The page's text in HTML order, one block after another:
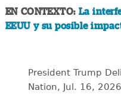
EN CONTEXTO:La
EEUU y su posible
President Trump
Nation, Jul. 16, 2026